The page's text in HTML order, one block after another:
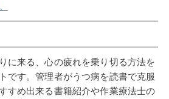
に来る、心の疲れを乗り切る方法を
です。管理者がうつ病を読書で克服
すめ出来る書籍紹介や作業療法士の